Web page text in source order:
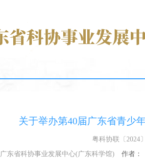
关于举办第40届广东省青少
粤科协联〔2024
广东省科协事业发展中心(广东科学馆) 作者：